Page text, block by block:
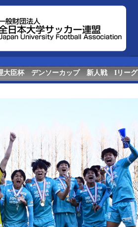
大臣杯 デンソーカップ 新人戦 Iリーグ